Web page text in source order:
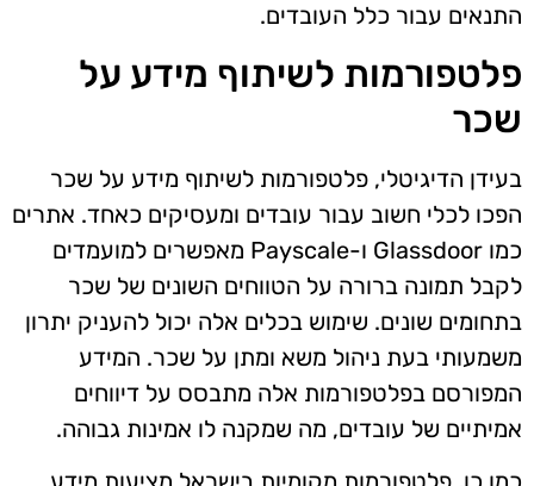
התנאים עבור כלל העובדים.
פלטפורמות לשיתוף מידע על
שכר
בעידן הדיגיטלי, פלטפורמות לשיתוף מידע על שכר
הפכו לכלי חשוב עבור עובדים ומעסיקים כאחד. אתרים
כמו Glassdoor ו-Payscale מאפשרים למועמדים
לקבל תמונה ברורה על הטווחים השונים של שכר
בתחומים שונים. שימוש בכלים אלה יכול להעניק יתרון
משמעותי בעת ניהול משא ומתן על שכר. המידע
המפורסם בפלטפורמות אלה מתבסס על דיווחים
אמיתיים של עובדים, מה שמקנה לו אמינות גבוהה.